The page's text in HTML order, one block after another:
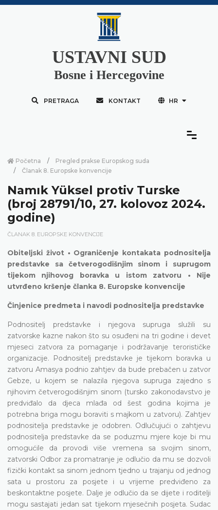
USTAVNI SUD
Bosne i Hercegovine
PRETRAGA KONTAKT HR
Početna
Pregled prakse Europskog suda
Članak 8. Europske konvencije
Namık Yüksel protiv Turske
(broj 28791/10, 27. kolovoz 2024.
godine)
ČLANAK 8. EUROPSKE KONVENCIJE
Obiteljski život • Ograničenje kontakata podnositelja
predstavke sa četverogodišnjim sinom i suprugom
tijekom njihovog boravka u istom zatvoru • Nije
utvrđeno kršenje članka 8. Europske konvencije
Činjenice predmeta i navodi podnositelja predstavke
Podnositelj predstavke i njegova supruga služili su
zatvorske kazne nakon što su osuđeni na tri godine i devet
mjeseci zatvora za pomaganje i podržavanje terorističke
organizacije. Podnositelj predstavke je tijekom boravka u
zatvoru Amasya podnio zahtjev da bude prebačen u zatvor
Gebze, u kojem se nalazila njegova supruga zajedno s
njihovim četverogodišnjim sinom (tursko zakonodavstvo je
predviđalo da djeca mlađa od šest godina kojima je
potrebna briga mogu boraviti s majkom u zatvoru). Zahtjev
podnositelja predstavke je odobren. Odlučujući o zahtjevu
podnositelja predstavke da se poduzmu mjere koje bi mu
omogućile da provodi više vremena sa svojim sinom,
zatvorski Odbor za promatranje je odlučio da mu se dozvoli
fizički kontakt sa sinom jednom tjedno u trajanju od jednog
sata u prostoru za posjete i u vrijeme predviđeno za
beskontaktne posjete. Dalje je odlučio da se dijete i roditelji
mogu sastajati jedan sat tijekom mjesečnih posjeta. Sudac